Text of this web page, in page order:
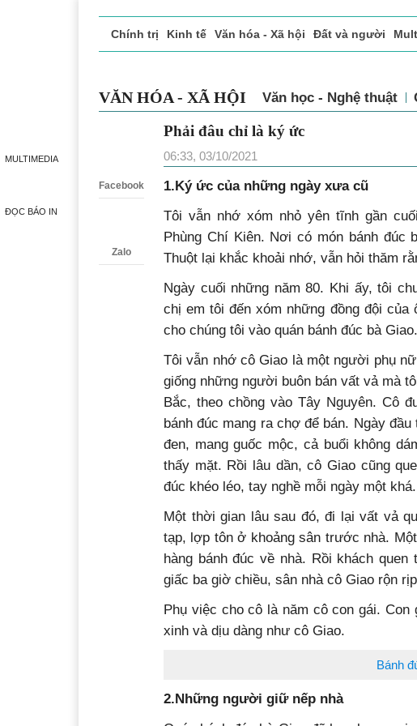
MULTIMEDIA
ĐỌC BÁO IN
Chính trị Kinh tế Văn hóa - Xã hội Đất và người
VĂN HÓA - XÃ HỘI Văn học - Nghệ thuật
Facebook
Zalo
Phải đâu chỉ là ký ức
06:33, 03/10/2021
1.Ký ức của những ngày xưa cũ
Tôi vẫn nhớ xóm nhỏ yên tĩnh gần
Phùng Chí Kiên. Nơi có món bánh đúc
Thuột lại khắc khoải nhớ, vẫn hỏi thăm
Ngày cuối những năm 80. Khi ấy, tôi
chị em tôi đến xóm những đồng đội
cho chúng tôi vào quán bánh đúc bà Giao.
Tôi vẫn nhớ cô Giao là một người phụ
giống những người buôn bán vất vả mà
Bắc, theo chồng vào Tây Nguyên. Cô
bánh đúc mang ra chợ để bán. Ngày
đen, mang guốc mộc, cả buổi không
thấy mặt. Rồi lâu dần, cô Giao cũng
đúc khéo léo, tay nghề mỗi ngày một khá.
Một thời gian lâu sau đó, đi lại vất vả
tạp, lợp tôn ở khoảng sân trước nhà.
hàng bánh đúc về nhà. Rồi khách
giấc ba giờ chiều, sân nhà cô Giao rộn
Phụ việc cho cô là năm cô con gái.
xinh và dịu dàng như cô Giao.
Bánh
2.Những người giữ nếp nhà